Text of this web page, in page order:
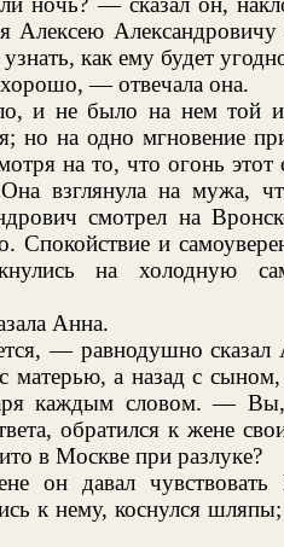
Алексею
как ему будет
— отвечала она.
и не было на нем той
но на одно мгновение
на то, что огонь
взглянула на мужа,
смотрел на
Спокойствие и
на холодную
Анна.
— равнодушно сказал
матерью, а назад с
каждым словом. —
обратился к жене
в Москве при разлуке?
он давал чувствовать
к нему, коснулся